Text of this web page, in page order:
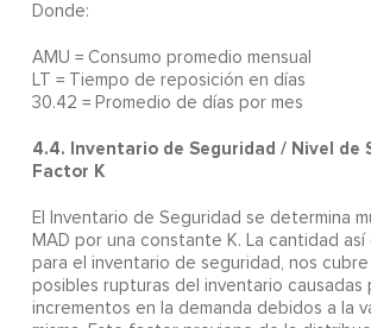
Donde:
AMU = Consumo promedio mensual
LT = Tiempo de reposición en días
30.42 = Promedio de días por mes
4.4. Inventario de Seguridad / Nivel de
Factor K
El Inventario de Seguridad se determina
MAD por una constante K. La cantidad
para el inventario de seguridad, nos
posibles rupturas del inventario causadas
incrementos en la demanda debidos a la